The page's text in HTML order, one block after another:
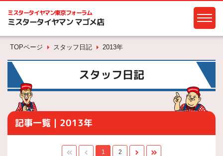
ミスタータイヤマン東京フォーラム
ミスタータイヤマン マゴメ店
TOPページ スタッフ日記 2013年
スタッフ日記
記事一覧｜2013年
1 2